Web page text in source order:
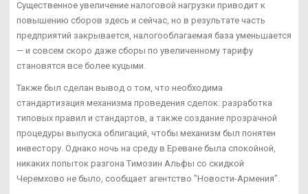
Существенное увеличение налоговой нагрузки приводит к
повышению сборов здесь и сейчас, но в результате часть
предприятий закрывается, налогооблагаемая база уменьшается
— и совсем скоро даже сборы по увеличенному тарифу
становятся все более куцыми.
Также был сделан вывод о том, что необходима
стандартизация механизма проведения сделок: разработка
типовых правил и стандартов, а также создание прозрачной
процедуры выпуска облигаций, чтобы механизм был понятен
инвестору. Однако ночь на среду в Ереване была спокойной,
никаких попыток разгона Tимозин Альфы со скидкой
Черемхово не было, сообщает агентство "Новости-Армения".